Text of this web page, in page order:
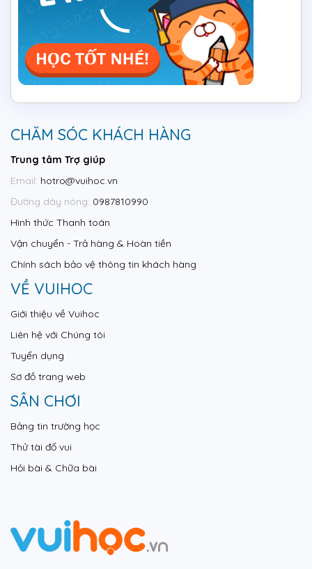
CHĂM SÓC KHÁCH HÀNG
Trung tâm Trợ giúp
Email: hotro@vuihoc.vn
Đường dây nóng: 0987810990
Hình thức Thanh toán
Vận chuyển - Trả hàng & Hoàn tiền
Chính sách bảo vệ thông tin khách hàng
VỀ VUIHOC
Giới thiệu về Vuihoc
Liên hệ với Chúng tôi
Tuyển dụng
Sơ đồ trang web
SÂN CHƠI
Bảng tin trường học
Thử tài đố vui
Hỏi bài & Chữa bài